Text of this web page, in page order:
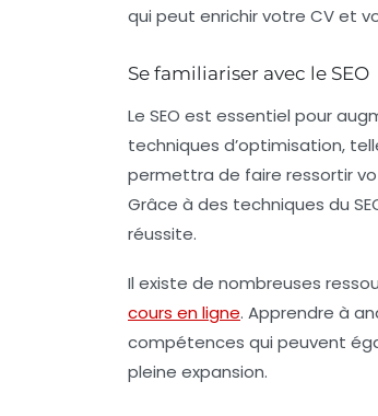
qui peut enrichir votre CV et
Se familiariser avec le SEO
Le SEO est essentiel pour
techniques d’optimisation,
permettra de faire ressortir
Grâce à des techniques du
réussite.
Il existe de nombreuses
cours en ligne. Apprendre à
compétences qui peuvent
pleine expansion.